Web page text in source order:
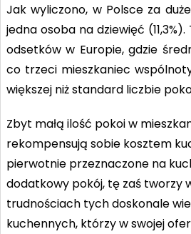
Jak wyliczono, w Polsce za
jedna osoba na dziewięć
odsetków w Europie, gdzie
co trzeci mieszkaniec
większej niż standard liczbie
Zbyt małą ilość pokoi w
rekompensują sobie kosztem
pierwotnie przeznaczone na
dodatkowy pokój, tę zaś tworzy
trudnościach tych doskonale
kuchennych, którzy w swojej